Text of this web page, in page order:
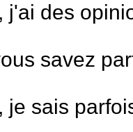
j'ai des
savez
je sais